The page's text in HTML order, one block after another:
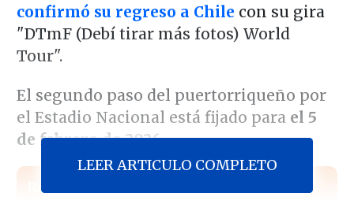
confirmó su regreso a Chile con su gira
"DTmF (Debí tirar más fotos) World
Tour".
El segundo paso del puertorriqueño por
el Estadio Nacional está fijado para el 5
de febrero de 2026.
Revisa también
LEER ARTICULO COMPLETO